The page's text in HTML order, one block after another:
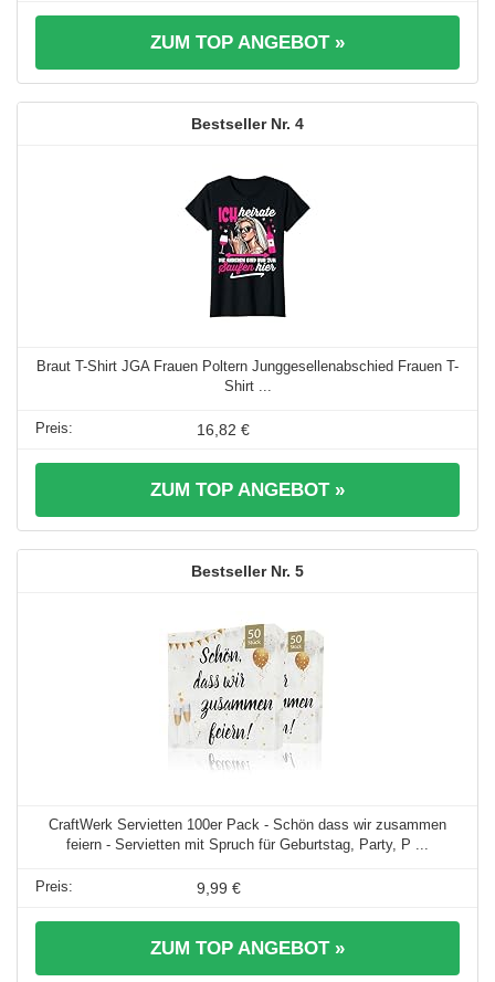
ZUM TOP ANGEBOT »
4
Braut T-Shirt JGA Frauen Poltern Junggesellenabschied Frauen T-
Shirt ...
16,82 €
ZUM TOP ANGEBOT »
5
CraftWerk Servietten 100er Pack - Schön dass wir zusammen
feiern - Servietten mit Spruch für Geburtstag, Party, P ...
9,99 €
ZUM TOP ANGEBOT »